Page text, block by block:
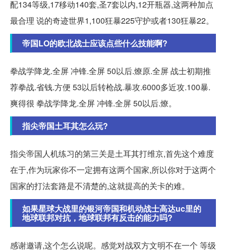
配134等级,17移动140套,圣7套以内,12开瓶器,这两种加点
最合理 说的奇迹世界1,100狂暴225守护或者130狂暴22。
帝国LO的欧北战士应该点些什么技能啊?
拳战学降龙.全屏 冲锋.全屏 50以后.燎原.全屏 战士初期推
荐拳战.省钱.方便 53以后转枪战.暴攻.6000多近攻.100暴.
爽得很 拳战学降龙.全屏 冲锋.全屏 50以后.燎。
指尖帝国土耳其怎么玩?
指尖帝国人机练习的第三关是土耳其打维京,首先这个难度
在于,作为玩家你不一定拥有这两个国家,所以你对于这两个
国家的打法套路是不清楚的,这就提高的关卡的难。
如果星球大战里的银河帝国和机动战士高达uc里的
地球联邦对抗，地球联邦有反击的能力吗?
感谢邀请,这个怎么说呢。感觉对战双方文明不在一个 等级